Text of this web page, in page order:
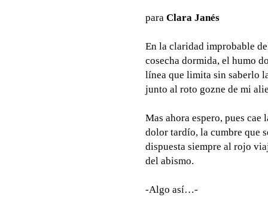
para Clara Janés
En la claridad improbable
cosecha dormida, el humo
línea que limita sin saberlo
junto al roto gozne de mi
Mas ahora espero, pues
dolor tardío, la cumbre que
dispuesta siempre al rojo
del abismo.
-Algo así…-